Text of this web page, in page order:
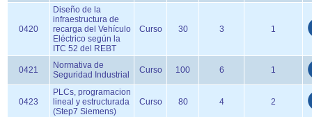
0420
Diseño de la
infraestructura de
recarga del Vehículo
Eléctrico según la
ITC 52 del REBT
Curso 30 3 1
0421
Normativa de
Seguridad Industrial
Curso 100 6 1
0423
PLCs, programacion
lineal y estructurada
(Step7 Siemens)
Curso 80 4 2